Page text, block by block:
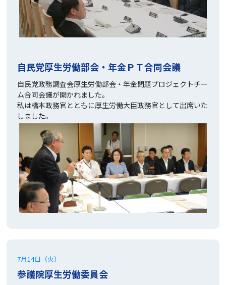
自民党厚生労働部会・年金ＰＴ合同会議
自民党政務調査会厚生労働部会・年金問題プロジェクトチー
ム合同会議が開かれました。
私は橋本政務官とともに厚生労働大臣政務官として出席いた
しました。
7月14日（火）
参議院厚生労働委員会